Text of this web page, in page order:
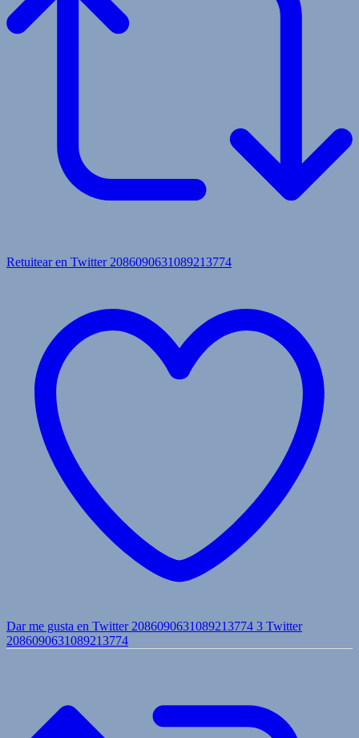
Retuitear en Twitter 2086090631089213774
Dar me gusta en Twitter 2086090631089213774 3 Twitter
2086090631089213774